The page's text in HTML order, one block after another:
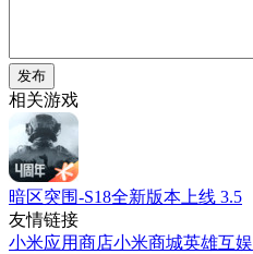
发布
相关游戏
暗区突围-S18全新版本上线 3.5
友情链接
小米应用商店小米商城英雄互娱